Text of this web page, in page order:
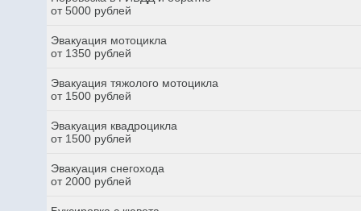
от 5000 рублей
Эвакуация мотоцикла
от 1350 рублей
Эвакуация тяжолого мотоцикла
от 1500 рублей
Эвакуация квадроцикла
от 1500 рублей
Эвакуация снегохода
от 2000 рублей